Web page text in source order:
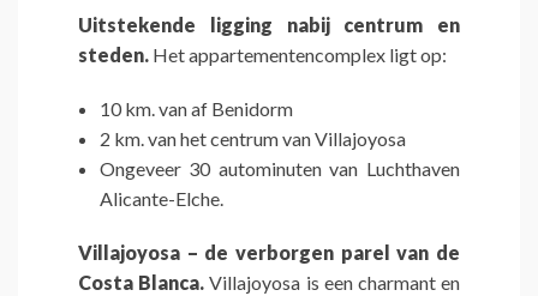
Uitstekende ligging nabij centrum en
steden. Het appartementencomplex ligt op:
10 km. van af Benidorm
2 km. van het centrum van Villajoyosa
Ongeveer 30 autominuten van Luchthaven
Alicante-Elche.
Villajoyosa – de verborgen parel van de
Costa Blanca.Villajoyosa is een charmant en